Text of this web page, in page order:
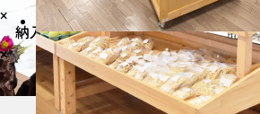
納入事例
×
×